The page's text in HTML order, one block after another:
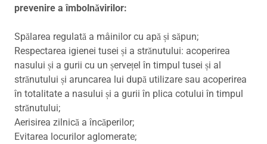
prevenire a îmbolnăvirilor:
Spălarea regulată a mâinilor cu apă și săpun;
Respectarea igienei tusei și a strănutului: acoperirea
nasului și a gurii cu un șervețel în timpul tusei și al
strănutului și aruncarea lui după utilizare sau acoperirea
în totalitate a nasului și a gurii în plica cotului în timpul
strănutului;
Aerisirea zilnică a încăperilor;
Evitarea locurilor aglomerate;